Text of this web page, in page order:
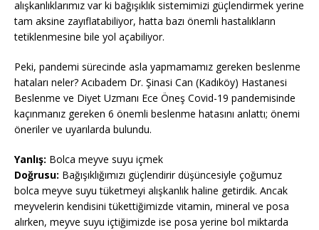
alışkanlıklarımız var ki bağışıklık sistemimizi güçlendirmek yerine
tam aksine zayıflatabiliyor, hatta bazı önemli hastalıkların
tetiklenmesine bile yol açabiliyor.
Peki, pandemi sürecinde asla yapmamamız gereken beslenme
hataları neler? Acıbadem Dr. Şinasi Can (Kadıköy) Hastanesi
Beslenme ve Diyet Uzmanı Ece Öneş Covid-19 pandemisinde
kaçınmanız gereken 6 önemli beslenme hatasını anlattı; önemi
öneriler ve uyarılarda bulundu.
Yanlış: Bolca meyve suyu içmek
Doğrusu: Bağışıklığımızı güçlendirir düşüncesiyle çoğumuz
bolca meyve suyu tüketmeyi alışkanlık haline getirdik. Ancak
meyvelerin kendisini tükettiğimizde vitamin, mineral ve posa
alırken, meyve suyu içtiğimizde ise posa yerine bol miktarda